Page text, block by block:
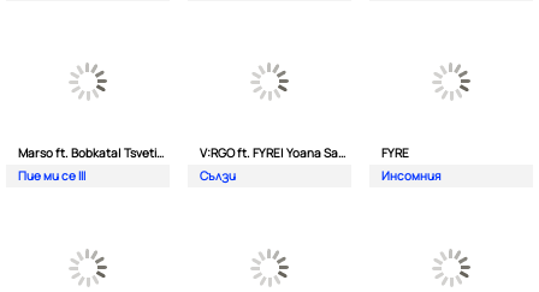
Marso ft. Bobkata| Tsvetina
Пие ми се III
V:RGO ft. FYRE| Yoana Sashova
Сълзи
FYRE
Инсомния